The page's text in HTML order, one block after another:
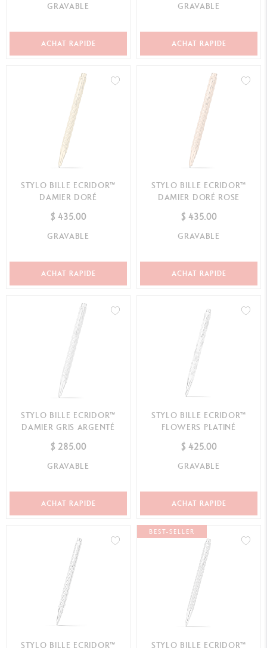
GRAVABLE
ACHAT RAPIDE
GRAVABLE
ACHAT RAPIDE
STYLO BILLE ECRIDOR™
DAMIER DORÉ
$ 435.00
GRAVABLE
ACHAT RAPIDE
STYLO BILLE ECRIDOR™
DAMIER DORÉ ROSE
$ 435.00
GRAVABLE
ACHAT RAPIDE
STYLO BILLE ECRIDOR™
DAMIER GRIS ARGENTÉ
$ 285.00
GRAVABLE
ACHAT RAPIDE
STYLO BILLE ECRIDOR™
FLOWERS PLATINÉ
$ 425.00
GRAVABLE
ACHAT RAPIDE
STYLO BILLE ECRIDOR™
BEST-SELLER
STYLO BILLE ECRIDOR™